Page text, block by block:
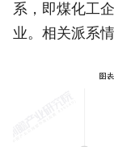
系，即煤化工
业。相关派系